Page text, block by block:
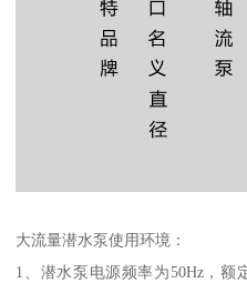
大流量潜水泵使用环境：
1、潜水泵电源频率为50Hz，额